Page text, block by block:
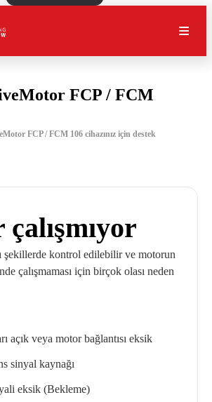
FCP / FCM
FCP / FCM 106 cihazınız için destek
şekillerde kontrol edilebilir ve motorun
çalışmaması için birçok olası neden
açık veya motor bağlantısı eksik
sinyal kaynağı
eksik (Bekleme)